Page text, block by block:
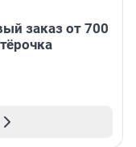
заказ от 700